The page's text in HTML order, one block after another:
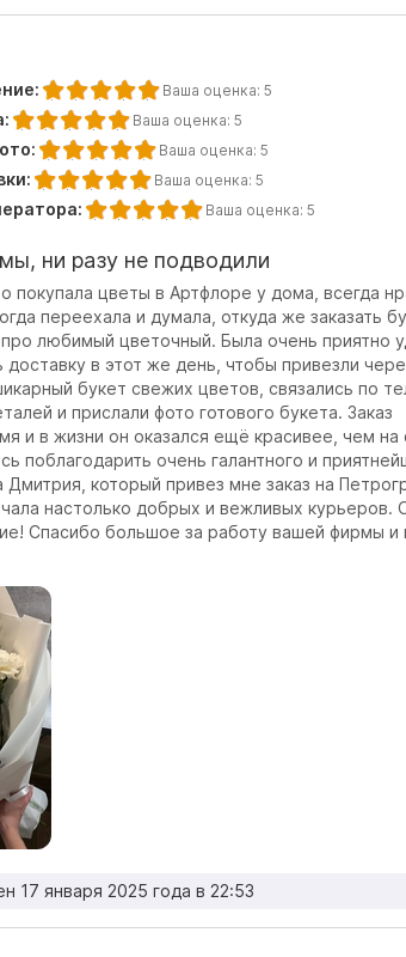
Ваша оценка: 5
Ваша оценка: 5
Ваша оценка: 5
Ваша оценка: 5
Ваша оценка: 5
ни разу не подводили
покупала цветы в Артфлоре у дома, всегда
переехала и думала, откуда же заказать
любимый цветочный. Была очень приятно
доставку в этот же день, чтобы привезли
букет свежих цветов, связались по
и прислали фото готового букета. Заказ
и в жизни он оказался ещё красивее, чем на
поблагодарить очень галантного и
который привез мне заказ на
настолько добрых и вежливых курьеров.
Спасибо большое за работу вашей фирмы и
17 января 2025 года в 22:53